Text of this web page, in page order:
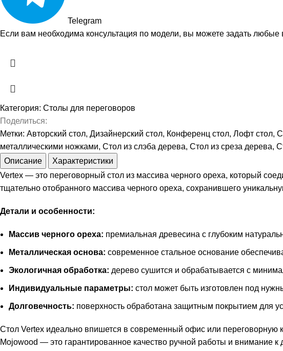
Telegram
Если вам необходима консультация по модели, вы можете задать
Категория: Столы для переговоров
Поделиться:
Метки: Авторский стол, Дизайнерский стол, Конференц стол, Лофт стол,
металлическими ножками, Стол из слэба дерева, Стол из среза дерева,
Описание
Характеристики
Vertex — это переговорный стол из массива черного ореха, который
тщательно отобранного массива черного ореха, сохранившего
Детали и особенности:
Массив черного ореха: премиальная древесина с глубоким
Металлическая основа: современное стальное основание
Экологичная обработка: дерево сушится и обрабатывается с
Индивидуальные параметры: стол может быть изготовлен под
Долговечность: поверхность обработана защитным покрытием для
Стол Vertex идеально впишется в современный офис или переговорную
Mojowood — это гарантированное качество ручной работы и внимание к